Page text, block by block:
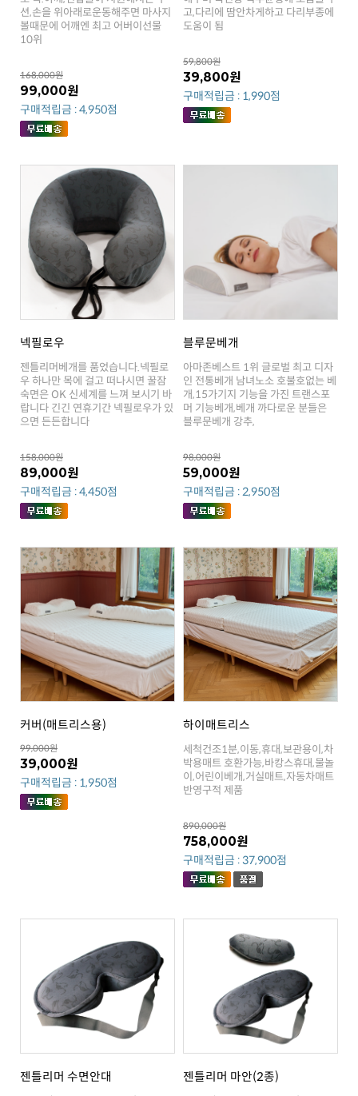
10위
168,000원
99,000원
구매적립금 : 4,950점
도움이 됨
59,800원
39,800원
구매적립금 : 1,990점
넥필로우
으면 든든합니다
158,000원
89,000원
구매적립금 : 4,450점
블루문베개
블루문베개 강추,
98,000원
59,000원
구매적립금 : 2,950점
커버(매트리스용)
99,000원
39,000원
구매적립금 : 1,950점
하이매트리스
반영구적 제품
890,000원
758,000원
구매적립금 : 37,900점
젠틀리머 수면안대 젠틀리머 마안(2종)